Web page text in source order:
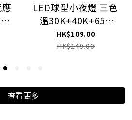
LED球型小夜燈 三色
溫30K+40K+65K
LNI-W
HK$109.00
HK$149.00
查看更多